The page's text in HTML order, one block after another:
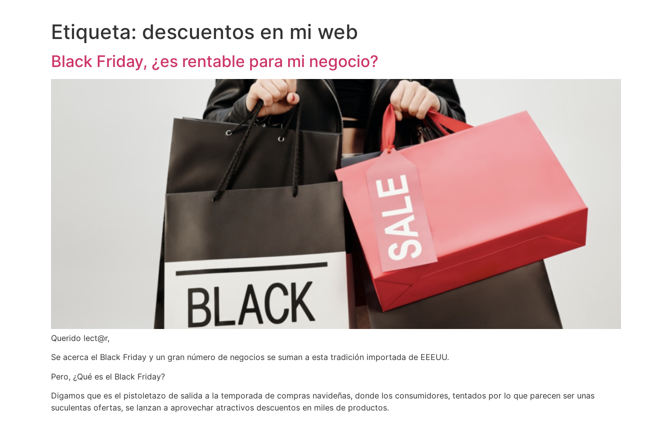
Etiqueta: descuentos en mi web
Black Friday, ¿es rentable para mi negocio?
Querido lect@r,
Se acerca el Black Friday y un gran número de negocios se suman a esta tradición importada de EEEUU.
Pero, ¿Qué es el Black Friday?
Digamos que es el pistoletazo de salida a la temporada de compras navideñas, donde los consumidores, tentados por lo que parecen ser unas
suculentas ofertas, se lanzan a aprovechar atractivos descuentos en miles de productos.